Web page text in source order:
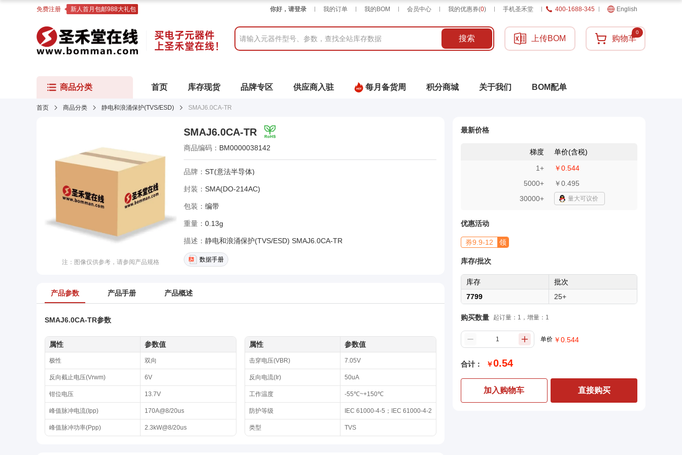
免费注册 新人首月包邮988大礼包 你好，请登录 我的订单 我的BOM 会员中心 我的优惠券(0) 手机圣禾堂 400-1688-345 English
搜索 上传BOM 购物车
0
商品分类 首页 库存现货 品牌专区 供应商入驻 每月备货周 积分商城 关于我们 BOM配单
首页 商品分类 静电和浪涌保护(TVS/ESD) SMAJ6.0CA-TR
注：图像仅供参考，请参阅产品规格
SMAJ6.0CA-TR
商品编码： BM0000038142
品牌： ST(意法半导体)
封装： SMA(DO-214AC)
包装： 编带
重量： 0.13g
描述： 静电和浪涌保护(TVS/ESD) SMAJ6.0CA-TR
数据手册
产品参数 产品手册 产品概述
SMAJ6.0CA-TR参数
属性 参数值
极性 双向
反向截止电压(Vrwm) 6V
钳位电压 13.7V
峰值脉冲电流(Ipp) 170A@8/20us
峰值脉冲功率(Ppp) 2.3kW@8/20us
属性 参数值
击穿电压(VBR) 7.05V
反向电流(Ir) 50uA
工作温度 -55℃~+150℃
防护等级 IEC 61000-4-5；IEC 61000-4-2
类型 TVS
最新价格
梯度
单价(含税)
1+
￥0.544
5000+
￥0.495
30000+
量大可议价
优惠活动
券9.9-12 领
库存/批次
库存
批次
7799
25+
购买数量 起订量：1，增量：1
单价 ￥0.544
合计： ￥0.54
加入购物车 直接购买